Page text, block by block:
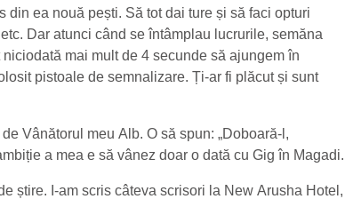
ea nouă pești. Să tot dai ture și să faci opturi
Dar atunci când se întâmplau lucrurile, semăna
mai mult de 4 secunde să ajungem în
pistoale de semnalizare. Ți-ar fi plăcut și sunt
Vânătorul meu Alb. O să spun: „Doboară-l,
a mea e să vânez doar o dată cu Gig în Magadi.
știre. I-am scris câteva scrisori la New Arusha Hotel,